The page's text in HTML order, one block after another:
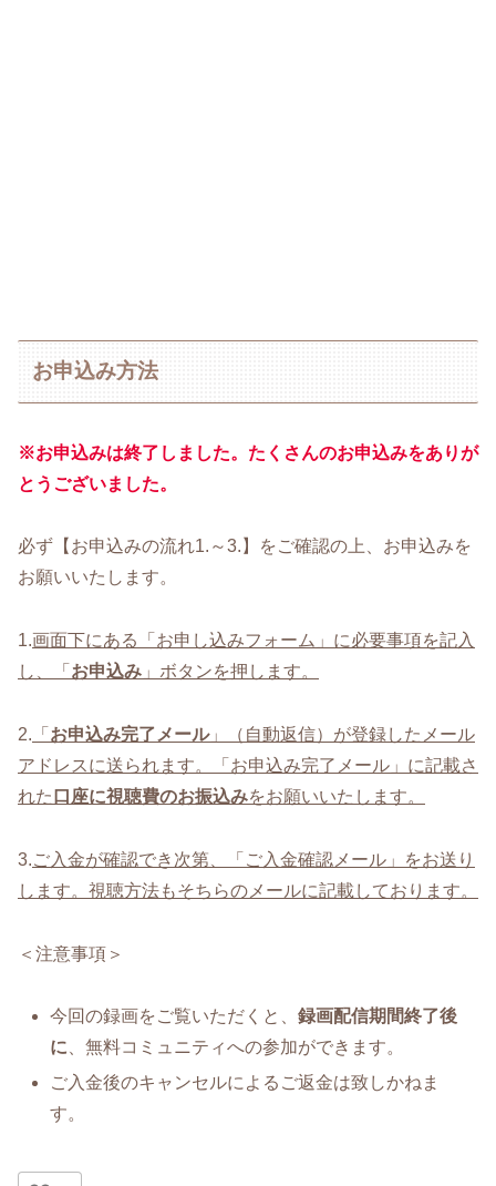
お申込み方法
※お申込みは終了しました。たくさんのお申込みをありが
とうございました。
必ず【お申込みの流れ1.～3.】をご確認の上、お申込みを
お願いいたします。
1.画面下にある「お申し込みフォーム」に必要事項を記入
し、「 お申込み 」ボタンを押します。
2. 「 お申込み完了メール」（自動返信）が登録したメール
アドレスに送られます。「お申込み完了メール」に記載さ
れた 口座に視聴費のお振込みをお願いいたします。
3.ご入金が確認でき次第、「ご入金確認メール」をお送り
します。視聴方法もそちらのメールに記載しております。
＜注意事項＞
今回の録画をご覧いただくと、録画配信期間終了後
に 、無料コミュニティへの参加ができます。
ご入金後のキャンセルによるご返金は致しかねま
す。